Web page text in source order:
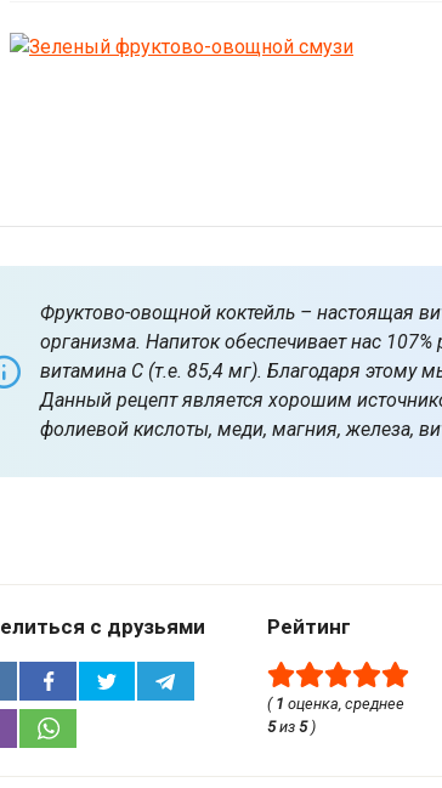
Фруктово-овощной коктейль – настоящая
организма. Напиток обеспечивает нас
витамина С (т.е. 85,4 мг). Благодаря этому
Данный рецепт является хорошим
фолиевой кислоты, меди, магния, железа,
с друзьями Рейтинг
( 1 оценка, среднее
5из 5)